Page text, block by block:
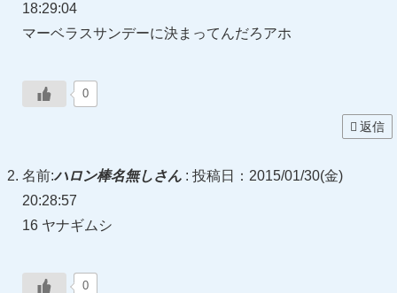
18:29:04
マーベラスサンデーに決まってんだろアホ
0
返信
名前:ハロン棒名無しさん : 投稿日：2015/01/30(金)
20:28:57
16 ヤナギムシ
0